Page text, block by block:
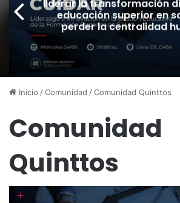
liderar la transformación
educación superior en
perder la centralidad
Inicio /Comunidad /Comunidad Quinttos
Comunidad
Quinttos